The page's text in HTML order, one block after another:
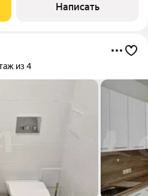
возрастных групп, а
Написать
из 4